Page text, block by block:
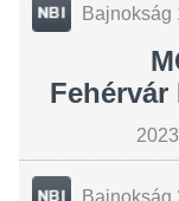
Bajnokság
Fehérvár
Bajnokság